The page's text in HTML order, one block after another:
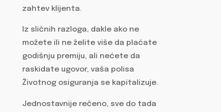
zahtev klijenta.
Iz sličnih razloga, dakle ako ne
možete ili ne želite više da plaćate
godišnju premiju, ali nećete da
raskidate ugovor, vaša polisa
Životnog osiguranja se kapitalizuje.
Jednostavnije rečeno, sve do tada